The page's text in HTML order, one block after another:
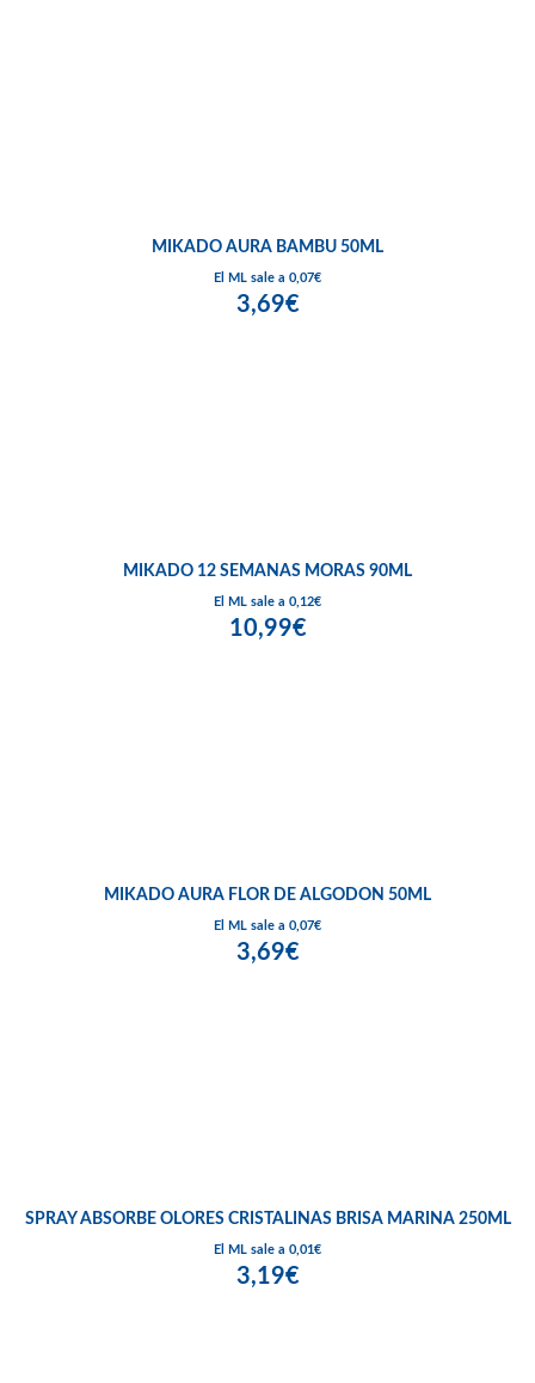
MIKADO AURA BAMBU 50ML
El ML sale a 0,07€
3,69€
MIKADO 12 SEMANAS MORAS 90ML
El ML sale a 0,12€
10,99€
MIKADO AURA FLOR DE ALGODON 50ML
El ML sale a 0,07€
3,69€
SPRAY ABSORBE OLORES CRISTALINAS BRISA MARINA 250ML
El ML sale a 0,01€
3,19€